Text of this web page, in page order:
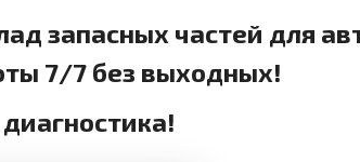
запасных частей для
7/7 без выходных!